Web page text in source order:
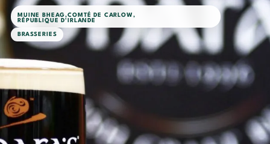
MUINE BHEAG,COMTÉ DE CARLOW ,
RÉPUBLIQUE D'IRLANDE
BRASSERIES